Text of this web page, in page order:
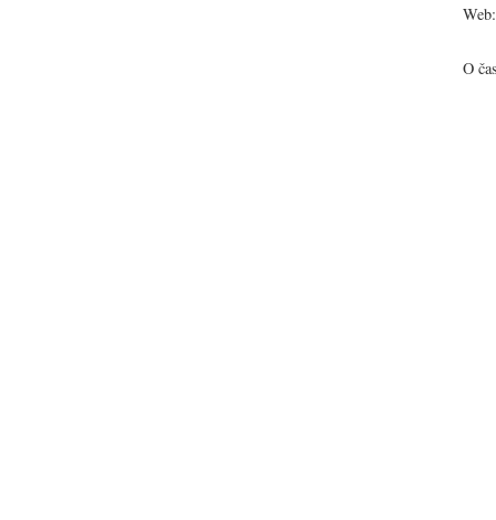
Web:
O